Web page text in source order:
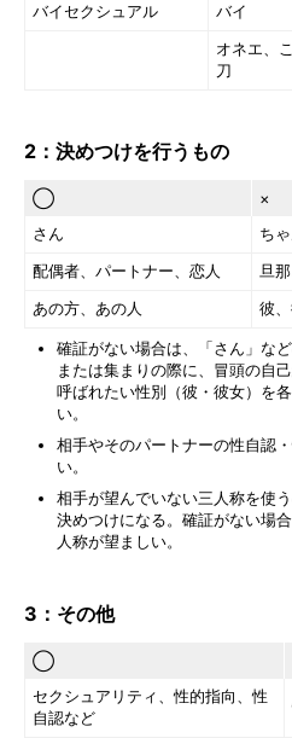
バイセクシュアル
バイ
オネエ、
刀
2：決めつけを行うもの
◯
×
さん
ち
配偶者、パートナー、恋人
旦
あの方、あの人
彼
確証がない場合は、「さん」な
または集まりの際に、冒頭の自
呼ばれたい性別（彼・彼女）を
い。
相手やそのパートナーの性自認
い。
相手が望んでいない三人称を使
決めつけになる。確証がない場
人称が望ましい。
3：その他
◯
セクシュアリティ、性的指向、性
自認など